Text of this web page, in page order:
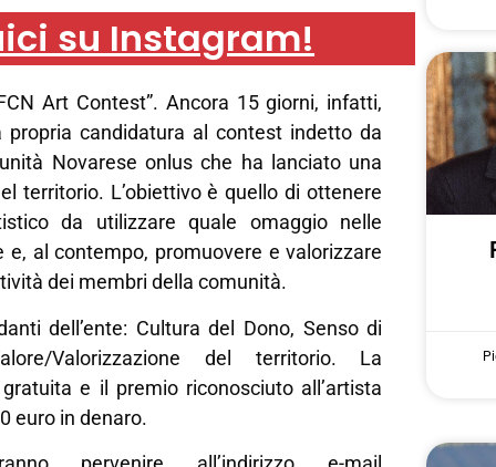
su Instagram!
Art Contest”. Ancora 15 giorni, infatti,
propria candidatura al contest indetto da
Novarese onlus che ha lanciato una
territorio. L’obiettivo è quello di ottenere
da utilizzare quale omaggio nelle
e, al contempo, promuovere e valorizzare
dei membri della comunità.
dell’ente: Cultura del Dono, Senso di
Valorizzazione del territorio. La
e il premio riconosciuto all’artista
euro in denaro.